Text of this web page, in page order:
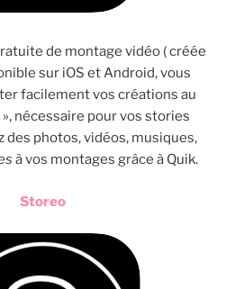
de montage vidéo ( créée
sur iOS et Android, vous
facilement vos créations au
nécessaire pour vos stories
des photos, vidéos, musiques,
à vos montages grâce à Quik.
Storeo